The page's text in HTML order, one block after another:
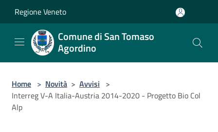
Regione Veneto
Comune di San Tomaso
Agordino
Home > Novità > Avvisi >
Interreg V-A Italia-Austria 2014-2020 - Progetto Bio Col
Alp